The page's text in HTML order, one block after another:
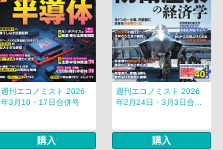
週刊エコノミスト 2026
年3月10・17日合併号
購入
週刊エコノミスト 2026
年2月24日・3月3日合...
購入